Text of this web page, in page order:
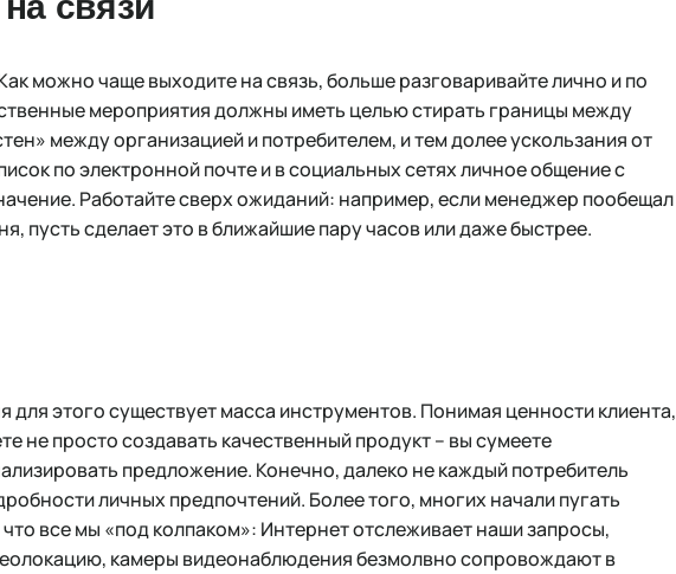
можно чаще выходите на связь, больше разговаривайте лично и по
мероприятия должны иметь целью стирать границы между
между организацией и потребителем, и тем долее ускользания от
по электронной почте и в социальных сетях личное общение с
Работайте сверх ожиданий: например, если менеджер пообещал
пусть сделает это в ближайшие пару часов или даже быстрее.
для этого существует масса инструментов. Понимая ценности клиента,
не просто создавать качественный продукт – вы сумеете
предложение. Конечно, далеко не каждый потребитель
личных предпочтений. Более того, многих начали пугать
все мы «под колпаком»: Интернет отслеживает наши запросы,
камеры видеонаблюдения безмолвно сопровождают в